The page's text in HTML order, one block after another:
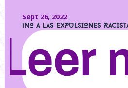
Sept 26, 2022
¡NO A LAS EXPULSIONES
Leer